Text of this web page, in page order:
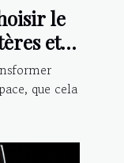
le
et
que cela